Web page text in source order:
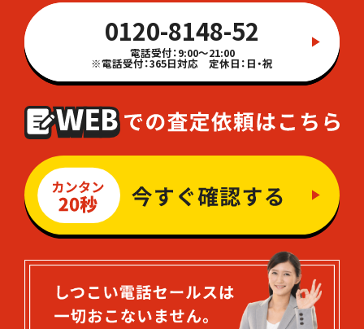
0120-8148-52
電話受付：9:00～21:00
※電話受付：365日対応 定休日：日・祝